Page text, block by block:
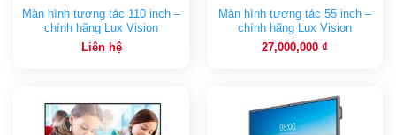
Màn hình tương tác 110 inch –
chính hãng Lux Vision
Liên hệ
Màn hình tương tác 55 inch –
chính hãng Lux Vision
27,000,000 ₫